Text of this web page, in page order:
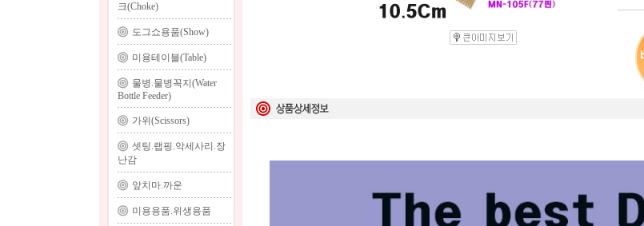
크(Choke)
도그쇼용품(Show)
미용테이블(Table)
물병.물병꼭지(Water
Bottle Feeder)
가위(Scissors)
셋팅.랩핑.악세사리.장
난감
앞치마.까운
미용용품.위생용품